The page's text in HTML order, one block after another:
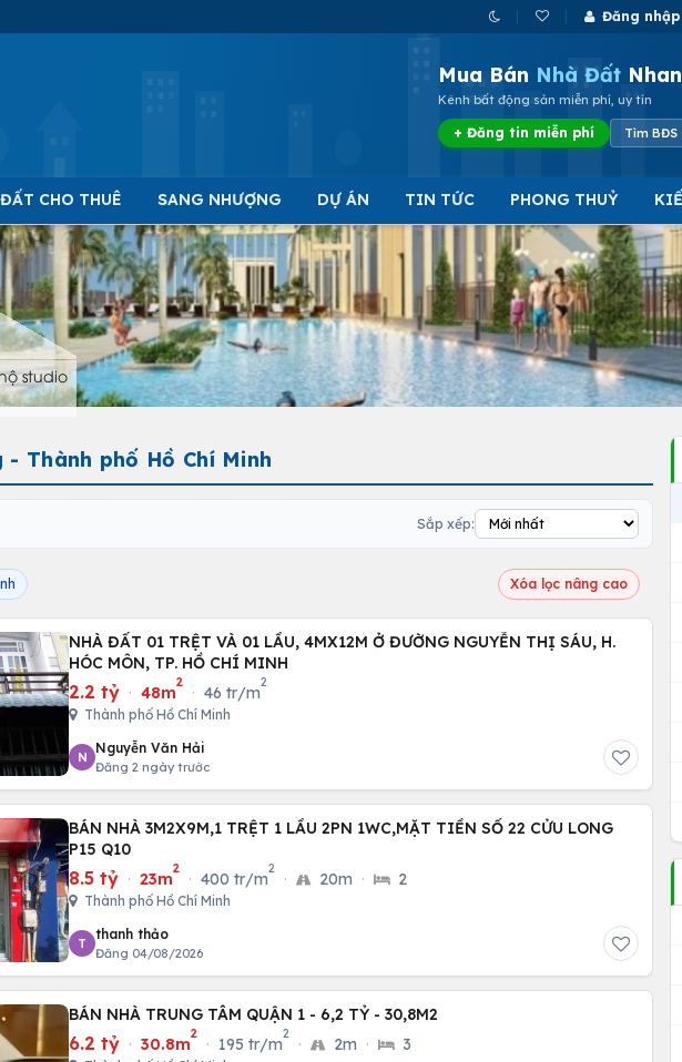
Đăng nhập
Mua Bán Nhà Đất
Kênh bất động sản miễn phí, uy tín
+ Đăng tin miễn phí Tìm BĐS
CHO THUÊ SANG NHƯỢNG DỰ ÁN TIN TỨC PHONG THUỶ
studio
- Thành phố Hồ Chí Minh
Sắp xếp:
Xóa lọc nâng cao
NHÀ ĐẤT 01 TRỆT VÀ 01 LẦU, 4MX12M Ở ĐƯỜNG NGUYỄN THỊ SÁU, H.
HÓC MÔN, TP. HỒ CHÍ MINH
2.2 tỷ · 48m
2
· 46 tr/m
2
Thành phố Hồ Chí Minh
N
Nguyễn Văn Hải
Đăng 2 ngày trước
BÁN NHÀ 3M2X9M,1 TRỆT 1 LẦU 2PN 1WC,MẶT TIỀN SỐ 22 CỬU LONG
P15 Q10
8.5 tỷ · 23m
2
· 400 tr/m
2
· 20m · 2
Thành phố Hồ Chí Minh
T
thanh thảo
Đăng 04/08/2026
BÁN NHÀ TRUNG TÂM QUẬN 1 - 6,2 TỶ - 30,8M2
6.2 tỷ · 30.8m
2
· 195 tr/m
2
· 2m · 3